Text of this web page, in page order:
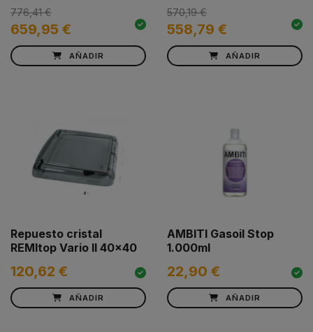
659,95 €
776,41 €
AÑADIR
558,79 €
570,19 €
AÑADIR
Repuesto cristal
REMItop Vario II 40x40
120,62 €
AÑADIR
AMBITI Gasoil Stop
1.000ml
22,90 €
AÑADIR